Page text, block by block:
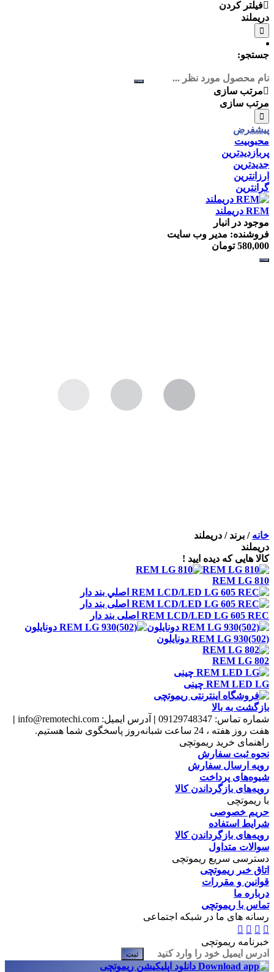
فیلتر کردن
دریملند
جستجو:
مرتب سازی
مرتب سازی
پیشفرض
محبوبیت
پربازدیدترین
جدیدترین
ارزانترین
گرانترین
REM دريملند
موجود در انبار
فروشنده: مدیر وب سایت
580,000 تومان
خانه / برند / دریملند
دریملند
کالا هایی که دیده ایید !
REM LG 810
REM LCD/LED LG 605 REC اصلی بند دار
REM LG 930(502) دونايلون
REM LG 802
REM LED LG چينی
بازگشت به بالا
شماره تماس: 09129748347
| آدرس ایمیل: info@remotechi.com
|
هفت روز هفته ، 24 ساعت شبانه‌روز پاسخگوی شما هستیم.
راهنمای خرید ریموتچی
نحوه ثبت سفارش
رویه ارسال سفارش
شیوه‌های پرداخت
رویه‌های بازگرداندن کالا
با ریموتچی
حریم خصوصی
شرایط استفاده
رویه‌های بازگرداندن کالا
سوالات متداول
دسترسی سریع ریموتچی
اتاق خبر ریموتچی
قوانین و مقررات
درباره ما
تماس با ریموتچی
رسانه های ما در شبکه اجتماعی
خبرنامه ریموتچی
ثبت
دانلود اپلیکیشن ریموتچی